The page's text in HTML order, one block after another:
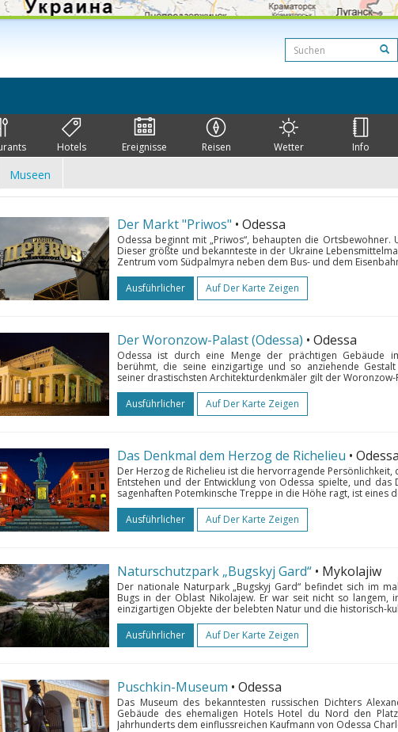
Hotels Ereignisse Reisen Wetter Info
Museen
Der Markt "Priwos" • Odessa
Odessa beginnt mit „Priwos“, behaupten die Ortsbewohner.
Dieser größte und bekannteste in der Ukraine
Zentrum vom Südpalmyra neben dem Bus- und dem
Ausführlicher
Auf Der Karte Zeigen
Der Woronzow-Palast (Odessa) • Odessa
Odessa ist durch eine Menge der prächtigen Gebäude
berühmt, die seine einzigartige und so anziehende
seiner drastischsten Architekturdenkmäler gilt der Woronzow-
Ausführlicher
Auf Der Karte Zeigen
Das Denkmal dem Herzog de Richelieu • Odessa
Der Herzog de Richelieu ist die hervorragende
Entstehen und der Entwicklung von Odessa spielte, und
sagenhaften Potemkinsche Treppe in die Höhe ragt, ist eines
Ausführlicher
Auf Der Karte Zeigen
Naturschutzpark „Bugskyj Gard“ • Mykolajiw
Der nationale Naturpark „Bugskyj Gard“ befindet sich im
Bugs in der Oblast Nikolajew. Er war seit nicht so langem,
einzigartigen Objekte der belebten Natur und die historisch-
Ausführlicher
Auf Der Karte Zeigen
Puschkin-Museum • Odessa
Das Museum des bekanntesten russischen Dichters
Gebäude des ehemaligen Hotels Hotel du Nord den
Jahrhunderts dem einflussreichen Kaufmann von Odessa